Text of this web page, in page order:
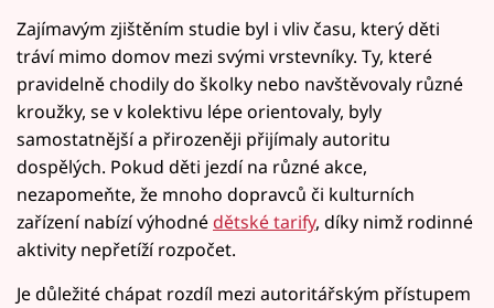
Zajímavým zjištěním studie byl i vliv času, který děti
tráví mimo domov mezi svými vrstevníky. Ty, které
pravidelně chodily do školky nebo navštěvovaly různé
kroužky, se v kolektivu lépe orientovaly, byly
samostatnější a přirozeněji přijímaly autoritu
dospělých. Pokud děti jezdí na různé akce,
nezapomeňte, že mnoho dopravců či kulturních
zařízení nabízí výhodné dětské tarify, díky nimž rodinné
aktivity nepřetíží rozpočet.
Je důležité chápat rozdíl mezi autoritářským přístupem